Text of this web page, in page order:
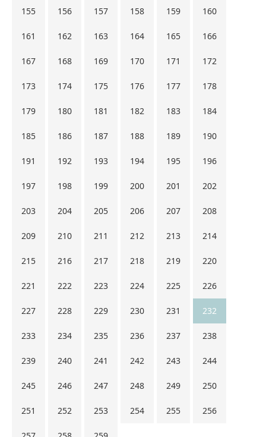
155 156 157 158 159 160
161 162 163 164 165 166
167 168 169 170 171 172
173 174 175 176 177 178
179 180 181 182 183 184
185 186 187 188 189 190
191 192 193 194 195 196
197 198 199 200 201 202
203 204 205 206 207 208
209 210 211 212 213 214
215 216 217 218 219 220
221 222 223 224 225 226
227 228 229 230 231 232
233 234 235 236 237 238
239 240 241 242 243 244
245 246 247 248 249 250
251 252 253 254 255 256